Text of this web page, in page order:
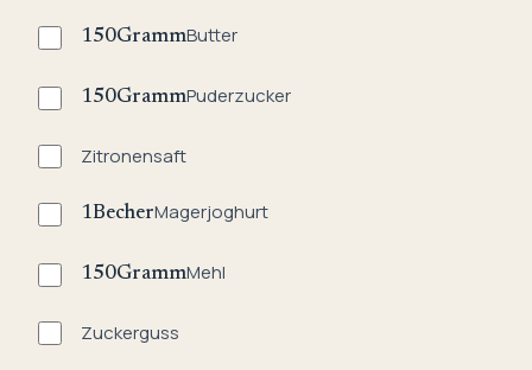
150GrammButter
150GrammPuderzucker
Zitronensaft
1BecherMagerjoghurt
150GrammMehl
Zuckerguss